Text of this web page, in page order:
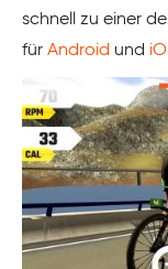
schnell zu einer
für Android und